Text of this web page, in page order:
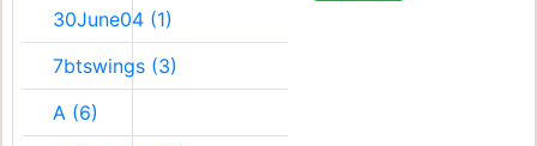
30June04 (1)
7btswings (3)
A (6)